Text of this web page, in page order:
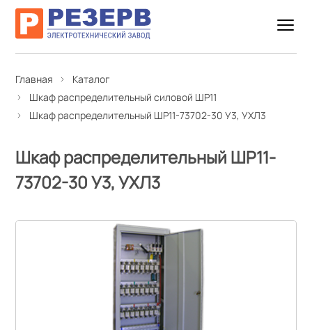
Главная
Каталог
Шкаф распределительный силовой ШР11
Шкаф распределительный ШР11-73702-30 У3, УХЛ3
Шкаф распределительный ШР11-
73702-30 У3, УХЛ3